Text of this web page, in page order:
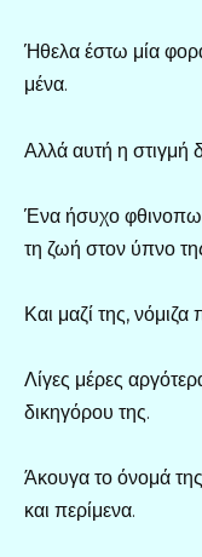
Ήθελα έστω μία
μένα.
Αλλά αυτή η στιγμή
Ένα ήσυχο
τη ζωή στον ύπνο
Και μαζί της,
Λίγες μέρες
δικηγόρου της.
Άκουγα το όνομά
και περίμενα.